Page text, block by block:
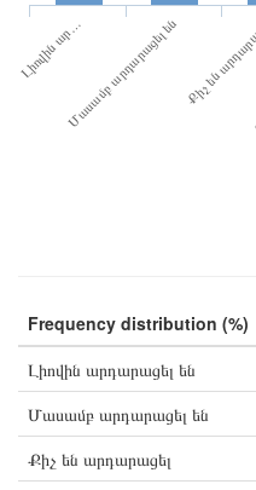
Լիովին ար…Մասամբ արդարացել են Քիչ են
Frequency distribution (%)
Լիովին արդարացել են
Մասամբ արդարացել են
Քիչ են արդարացել